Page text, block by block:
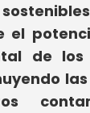
el
de los